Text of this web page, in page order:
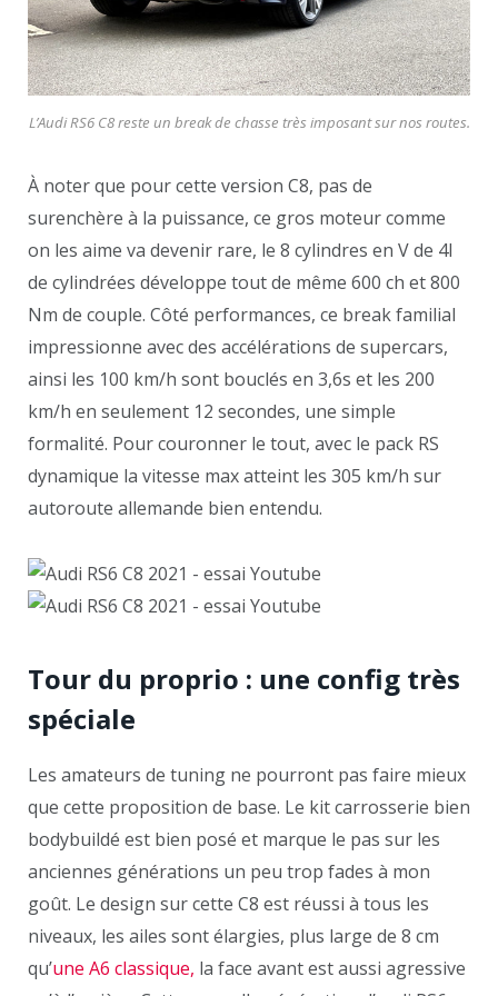
L’Audi RS6 C8 reste un break de chasse très imposant sur nos routes.
À noter que pour cette version C8, pas de
surenchère à la puissance, ce gros moteur comme
on les aime va devenir rare, le 8 cylindres en V de 4l
de cylindrées développe tout de même 600 ch et 800
Nm de couple. Côté performances, ce break familial
impressionne avec des accélérations de supercars,
ainsi les 100 km/h sont bouclés en 3,6s et les 200
km/h en seulement 12 secondes, une simple
formalité. Pour couronner le tout, avec le pack RS
dynamique la vitesse max atteint les 305 km/h sur
autoroute allemande bien entendu.
Tour du proprio : une config très
spéciale
Les amateurs de tuning ne pourront pas faire mieux
que cette proposition de base. Le kit carrosserie bien
bodybuildé est bien posé et marque le pas sur les
anciennes générations un peu trop fades à mon
goût. Le design sur cette C8 est réussi à tous les
niveaux, les ailes sont élargies, plus large de 8 cm
qu’une A6 classique, la face avant est aussi agressive